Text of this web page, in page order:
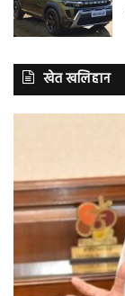
खेत खलिहान